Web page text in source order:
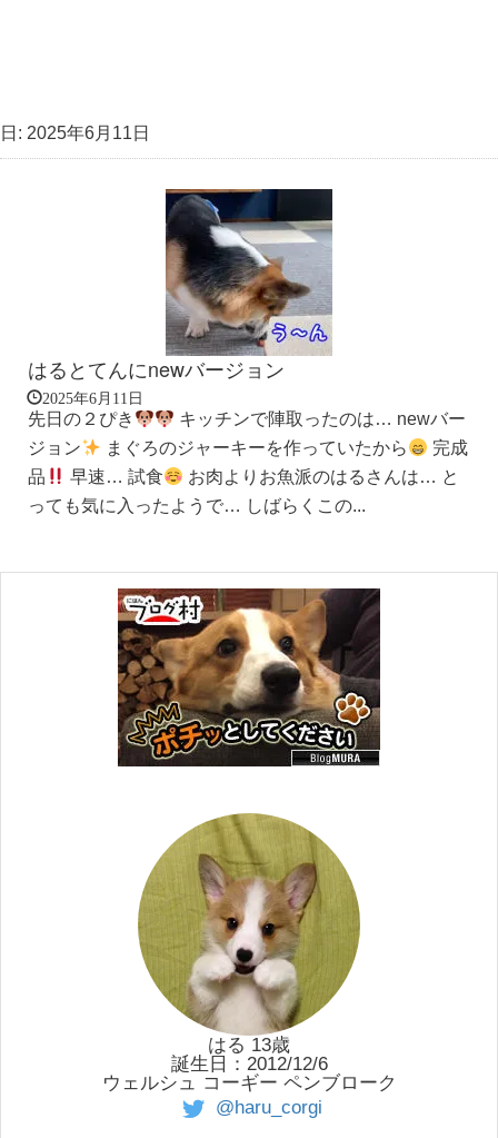
日: 2025年6月11日
はるとてんにnewバージョン
2025年6月11日
先日の２ぴき
キッチンで陣取ったのは… newバー
ジョン
まぐろのジャーキーを作っていたから
完成
品
早速… 試食
お肉よりお魚派のはるさんは… と
っても気に入ったようで… しばらくこの...
はる 13歳
誕生日：2012/12/6
ウェルシュ コーギー ペンブローク
@haru_corgi